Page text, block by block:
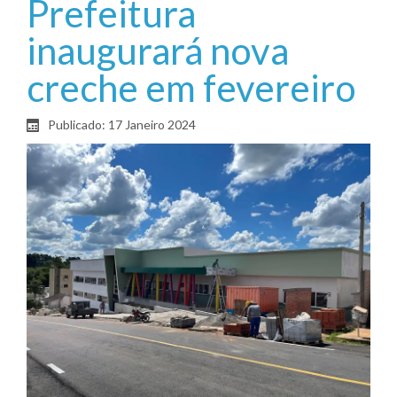
Prefeitura
inaugurará nova
creche em fevereiro
Publicado: 17 Janeiro 2024